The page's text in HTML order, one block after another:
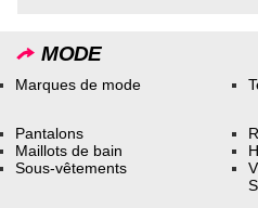
MODE
Marques de mode
Pantalons
Maillots de bain
Sous-vêtements